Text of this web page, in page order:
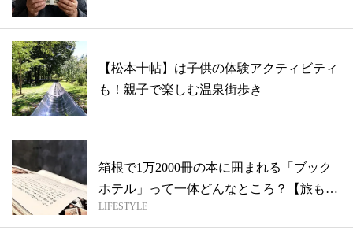
【松本十帖】は子供の体験アクティビティ
も！親子で楽しむ温泉街歩き
箱根で1万2000冊の本に囲まれる「ブック
ホテル」って一体どんなところ？【旅も
食...
LIFESTYLE